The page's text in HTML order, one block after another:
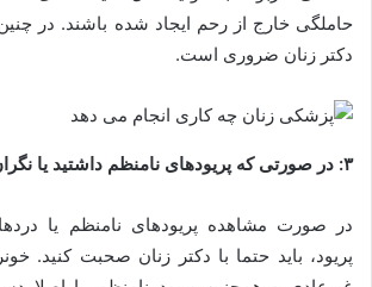
حاملگی خارج از رحم ایجاد شده باشند. در
دکتر زنان ضروری است.
۳: در صورتی که پریودهای نامنظم داشتید یا نگران بارداری بودید
در صورت مشاهده پریودهای نامنظم یا
پریود، باید حتما با دکتر زنان صحبت کنید.